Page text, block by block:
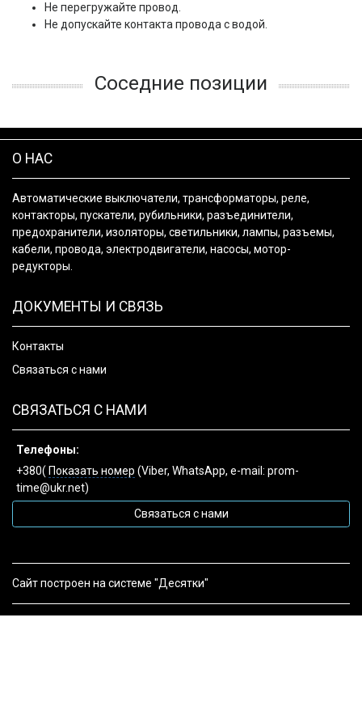
Не перегружайте провод.
Не допускайте контакта провода с водой.
Соседние позиции
О НАС
Автоматические выключатели, трансформаторы, реле,
контакторы, пускатели, рубильники, разъединители,
предохранители, изоляторы, светильники, лампы, разъемы,
кабели, провода, электродвигатели, насосы, мотор-
редукторы.
ДОКУМЕНТЫ И СВЯЗЬ
Контакты
Связаться с нами
СВЯЗАТЬСЯ С НАМИ
Телефоны:
+380( Показать номер (Viber, WhatsApp, e-mail: prom-
time@ukr.net)
Связаться с нами
Сайт построен на системе "Десятки"